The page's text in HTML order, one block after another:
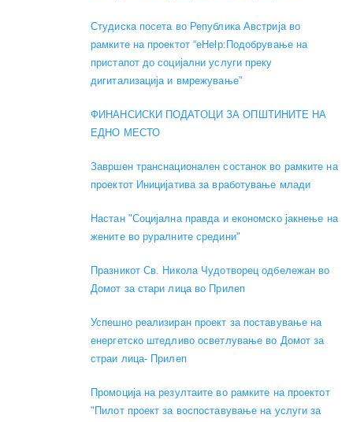
Студиска посета во Република Австрија во
рамките на проектот “eHelp:Подобрување на
пристапот до социјални услуги преку
дигитализација и вмрежување”
ФИНАНСИСКИ ПОДАТОЦИ ЗА ОПШТИНИТЕ НА
ЕДНО МЕСТО
Завршен транснационален состанок во рамките на
проектот Иницијатива за вработување млади
Настан "Социјална правда и економско јакнење на
жените во руралните средини"
Празникот Св. Никола Чудотворец одбележан во
Домот за стари лица во Прилеп
Успешно реализиран проект за поставување на
енергетско штедливо осветлување во Домот за
страи лица- Прилеп
Промоција на резултаите во рамките на проектот
"Пилот проект за воспоставување на услуги за